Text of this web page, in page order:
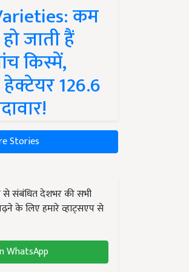
कम
जाती हैं
किस्में,
हेक्टेयर 126.6
Stories
से संबंधित देशभर की सभी
के लिए हमारे व्हाट्सएप से
WhatsApp